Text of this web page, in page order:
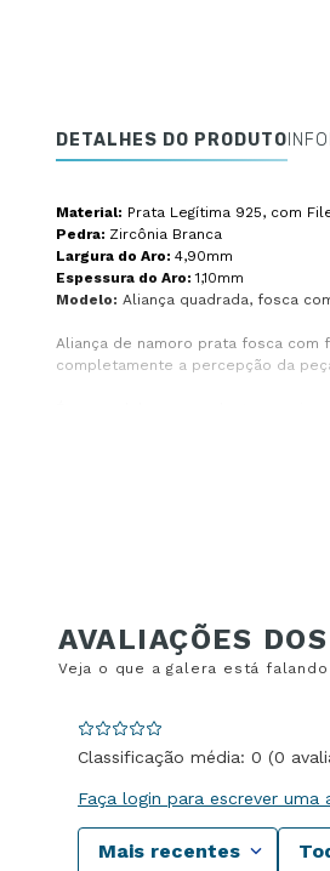
DETALHES DO PRODUTO
Material: Prata Legítima 925, com
Pedra: Zircônia Branca
Largura do Aro: 4,90mm
Espessura do Aro:1,10mm
Modelo: Aliança quadrada, fosca
Aliança de namoro prata fosca com
completamente a percepção da
Esse detalhe organiza o design.
Diferente dos modelos
Classificação média: 0 (0
Faça login para escrever uma
Mais recentes